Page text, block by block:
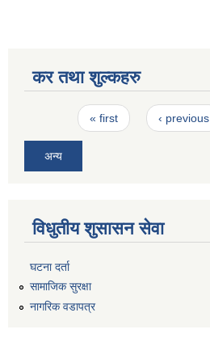
कर तथा शुल्कहरु
Pages« first ‹ previous
अन्य
विधुतीय शुसासन सेवा
घटना दर्ता
सामाजिक सुरक्षा
नागरिक वडापत्र